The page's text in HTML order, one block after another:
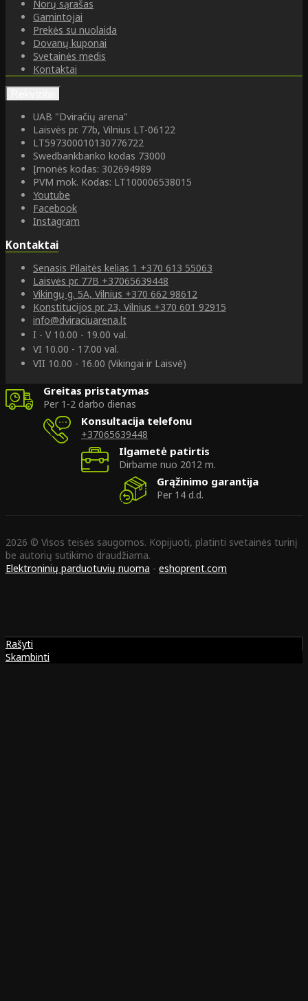
Norų sąrašas
Gamintojai
Prekės su nuolaida
Dovanų kuponai
Svetainės medis
Kontaktai
UAB "Dviračių arena"
Laisvės pr. 77b, Vilnius LT-06122
LT597300010130776722
Swedbankbanko kodas 73000
Įmonės kodas: 302694989
PVM mok. Kodas: LT100006538015
Youtube
Facebook
Instagram
Kontaktai
Senasis Pilaitės kelias 1 +370 613 55063
Laisvės pr. 77B +37065639448
Vikingų g. 5A, Vilnius +370 662 98612
Konstitucijos pr. 23, Vilnius +370 601 92915
info@dviraciuarena.lt
I - V 10.00 - 19.00 val.
VI 10.00 - 17.00 val.
VII 10.00 - 16.00 (Vikingai ir Laisvė)
Greitas pristatymas
Per 1-2 darbo dienas
Konsultacija telefonu
+37065639448
Ilgametė patirtis
Dirbame nuo 2012 m.
Grąžinimo garantija
Per 14 d.d.
2026 © Visos teisės saugomos. Kopijuoti, platinti svetainės turinį
be autorių sutikimo draudžiama.
Elektroninių parduotuvių nuoma - eshoprent.com
Rašyti
Skambinti